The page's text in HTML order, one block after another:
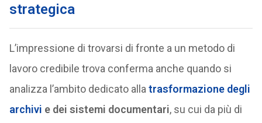
strategica
L’impressione di trovarsi di fronte a un metodo di
lavoro credibile trova conferma anche quando si
analizza l’ambito dedicato alla trasformazione degli
archivi e dei sistemi documentari, su cui da più di